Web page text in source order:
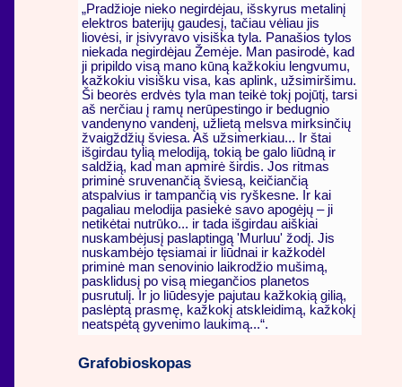
„Pradžioje nieko negirdėjau, išskyrus metalinį
elektros baterijų gaudesį, tačiau vėliau jis
liovėsi, ir įsivyravo visiška tyla. Panašios tylos
niekada negirdėjau Žemėje. Man pasirodė, kad
ji pripildo visą mano kūną kažkokiu lengvumu,
kažkokiu visišku visa, kas aplink, užsimiršimu.
Ši beorės erdvės tyla man teikė tokį pojūtį, tarsi
aš nerčiau į ramų nerūpestingo ir bedugnio
vandenyno vandenį, užlietą melsva mirksinčių
žvaigždžių šviesa. Aš užsimerkiau... Ir štai
išgirdau tylią melodiją, tokią be galo liūdną ir
saldžią, kad man apmirė širdis. Jos ritmas
priminė sruvenančią šviesą, keičiančią
atspalvius ir tampančią vis ryškesne. Ir kai
pagaliau melodija pasiekė savo apogėjų – ji
netikėtai nutrūko... ir tada išgirdau aiškiai
nuskambėjusį paslaptingą 'Murluu' žodį. Jis
nuskambėjo tęsiamai ir liūdnai ir kažkodėl
priminė man senovinio laikrodžio mušimą,
pasklidusį po visą miegančios planetos
pusrutulį. Ir jo liūdesyje pajutau kažkokią gilią,
paslėptą prasmę, kažkokį atskleidimą, kažkokį
neatspėtą gyvenimo laukimą...“.
Grafobioskopas